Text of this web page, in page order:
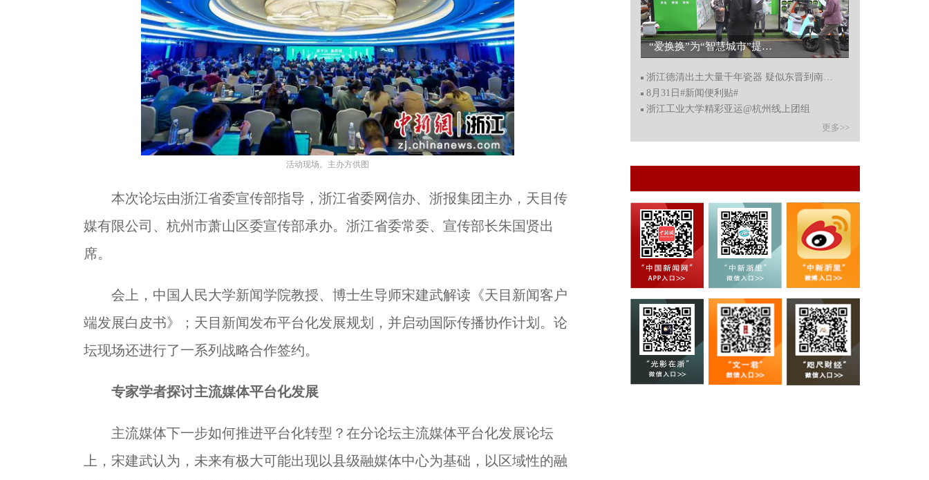
活动现场。主办方供图
本次论坛由浙江省委宣传部指导，浙江省委网信办、浙报集团主办，天目传
媒有限公司、杭州市萧山区委宣传部承办。浙江省委常委、宣传部长朱国贤出
席。
会上，中国人民大学新闻学院教授、博士生导师宋建武解读《天目新闻客户
端发展白皮书》；天目新闻发布平台化发展规划，并启动国际传播协作计划。论
坛现场还进行了一系列战略合作签约。
专家学者探讨主流媒体平台化发展
主流媒体下一步如何推进平台化转型？在分论坛主流媒体平台化发展论坛
上，宋建武认为，未来有极大可能出现以县级融媒体中心为基础，以区域性的融
“爱换换”为“智慧城市”提供出行场景数字化嬗变 让绿色出行风潮吹向全国...
浙江德清出土大量千年瓷器 疑似东晋到南朝时期
8月31日#新闻便利贴#
浙江工业大学精彩亚运@杭州线上团组
更多>>